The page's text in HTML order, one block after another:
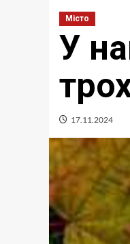
Місто
У
17.11.2024